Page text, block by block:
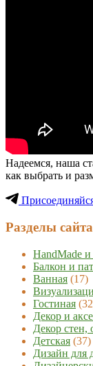
Надеемся, наша
как выбрать и
Разделы
HandMade и
Балкон и
Ванная (17)
Гостиная
Декор и
Декор стен,
Детская (37)
Дизайн для